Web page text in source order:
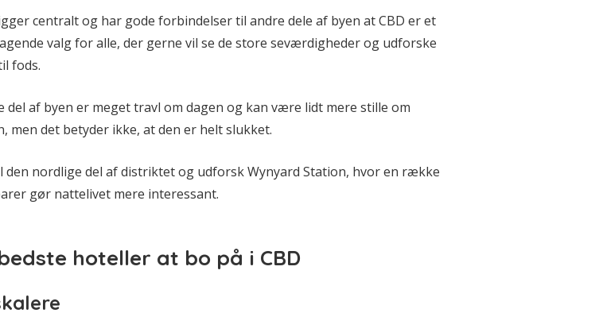
centralt og har gode forbindelser til andre dele af byen at CBD er et
valg for alle, der gerne vil se de store seværdigheder og udforske
fods.
del af byen er meget travl om dagen og kan være lidt mere stille om
men det betyder ikke, at den er helt slukket.
den nordlige del af distriktet og udforsk Wynyard Station, hvor en række
gør nattelivet mere interessant.
hoteller at bo på i CBD